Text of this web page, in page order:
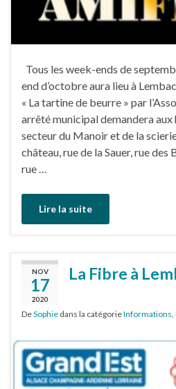
Tous les week-ends de
end d’octobre aura lieu à
« La tartine de beurre » par
arrêté municipal demandera aux
secteur du Manoir et de la
château, rue de la Sauer, rue des
rue …
Lire la suite
NOV
17
2020
La Fibre à
DeSophie dans la catégorieInformations